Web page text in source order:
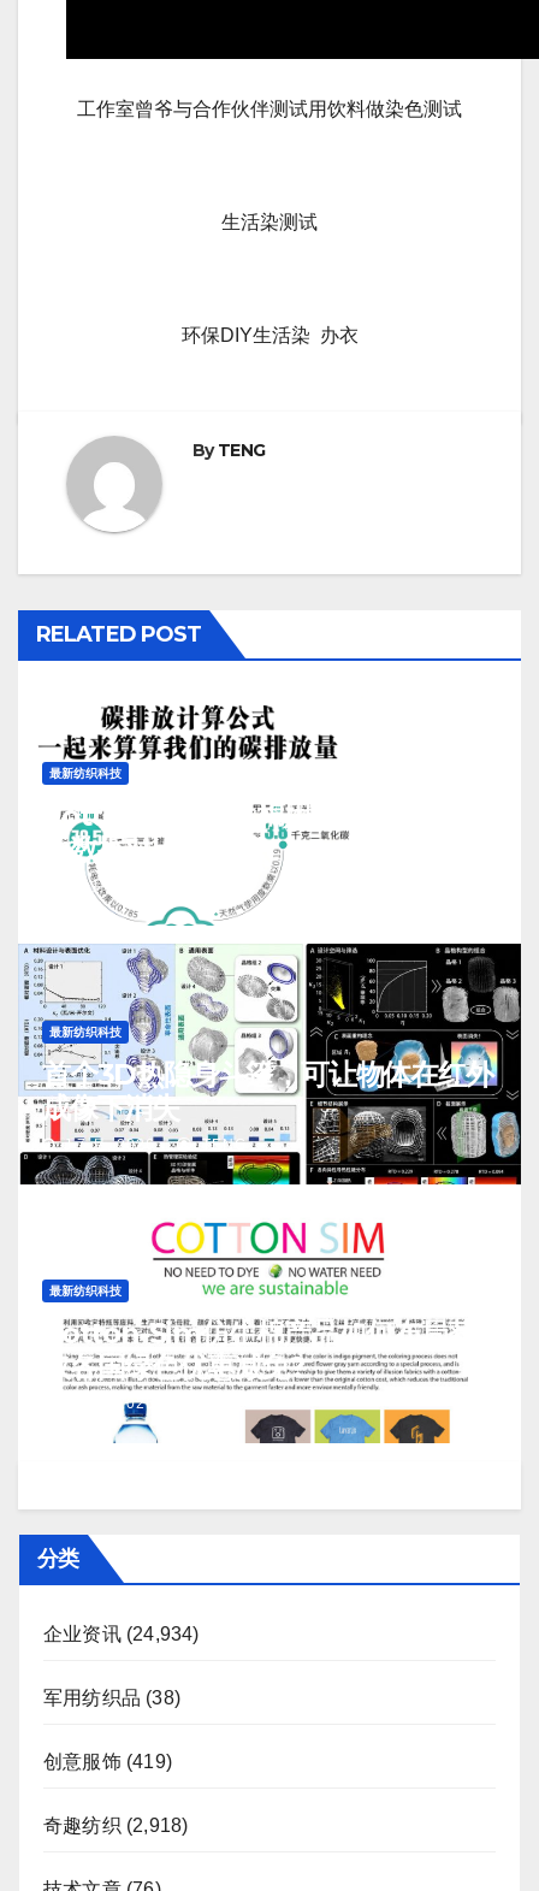
工作室曾爷与合作伙伴测试用饮料做染色测试
生活染测试
环保DIY生活染 办衣
ByTENG
RELATED POST
最新纺织科技
Cotton-Sim仿生棉用水排污及碳排
放数据对比与测算
J 7 月, 2026
最新纺织科技
首个3D热隐身斗篷，可让物体在红外
成像下消失
J 7 月, 2026 TENG
最新纺织科技
Cotton-Sim仿生棉产品如何布局获
取各国绿色优惠减免?
J 7 月, 2026
分类
企业资讯(24,934)
军用纺织品 (38)
创意服饰(419)
奇趣纺织 (2,918)